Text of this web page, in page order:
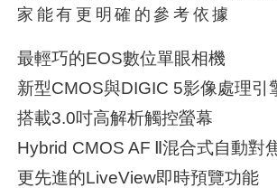
家能有更明確的參考依據
最輕巧的EOS數位單眼相機
新型CMOS與DIGIC 5影像處理引
搭載3.0吋高解析觸控螢幕
Hybrid CMOS AF Ⅱ混合式自動對
更先進的LiveView即時預覽功能